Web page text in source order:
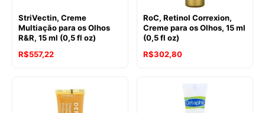
StriVectin, Creme
Multiação para os Olhos
R&R, 15 ml (0,5 fl oz)
R$557,22
RoC, Retinol Correxion,
Creme para os Olhos, 15 ml
(0,5 fl oz)
R$302,80